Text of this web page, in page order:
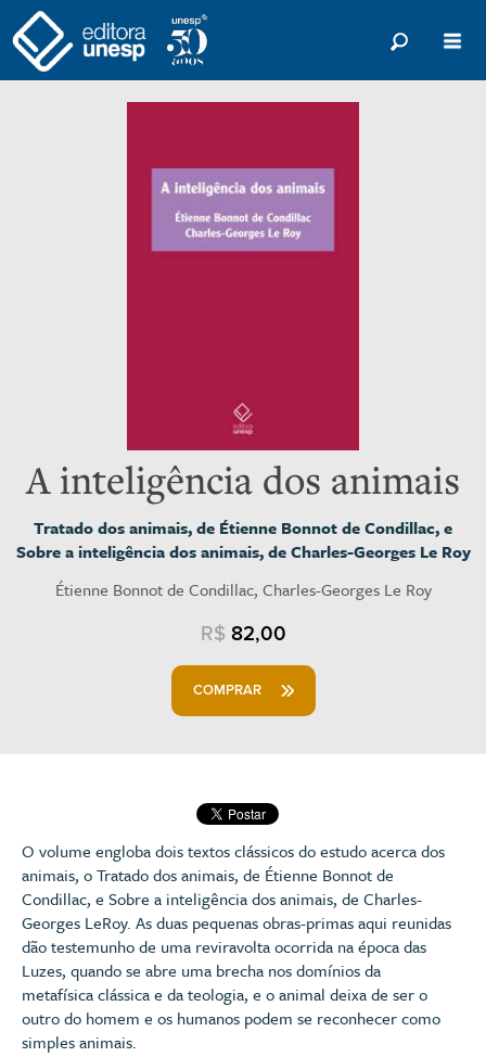
A inteligência dos animais
Tratado dos animais, de Étienne Bonnot de Condillac, e
Sobre a inteligência dos animais, de Charles-Georges Le Roy
Étienne Bonnot de Condillac, Charles-Georges Le Roy
R$ 82,00
COMPRAR
O volume engloba dois textos clássicos do estudo acerca dos
animais, o Tratado dos animais, de Étienne Bonnot de
Condillac, e Sobre a inteligência dos animais, de Charles-
Georges LeRoy. As duas pequenas obras-primas aqui reunidas
dão testemunho de uma reviravolta ocorrida na época das
Luzes, quando se abre uma brecha nos domínios da
metafísica clássica e da teologia, e o animal deixa de ser o
outro do homem e os humanos podem se reconhecer como
simples animais.